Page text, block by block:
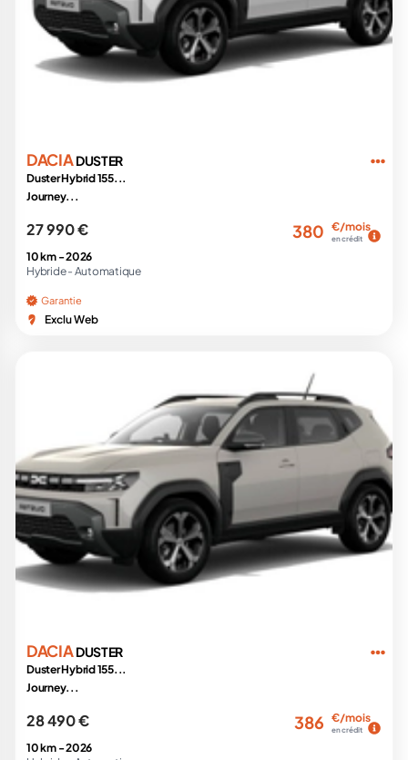
DACIADUSTER
Duster Hybrid 155...
Journey...
27 990 € 380 €/mois
en crédit
10 km -2026
Hybride - Automatique
Garantie
Exclu Web
DACIADUSTER
Duster Hybrid 155...
Journey...
28 490 € 386 €/mois
en crédit
10 km -2026